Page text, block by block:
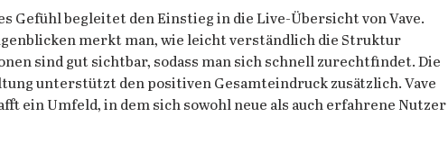
Gefühl begleitet den Einstieg in die Live-Übersicht von Vave.
merkt man, wie leicht verständlich die Struktur
sind gut sichtbar, sodass man sich schnell zurechtfindet. Die
unterstützt den positiven Gesamteindruck zusätzlich. Vave
ein Umfeld, in dem sich sowohl neue als auch erfahrene Nutzer